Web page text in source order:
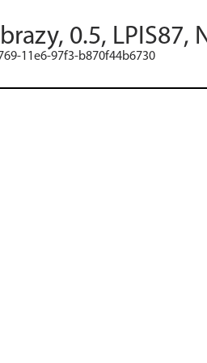
0.5, LPIS87,
11e6-97f3-b870f44b6730